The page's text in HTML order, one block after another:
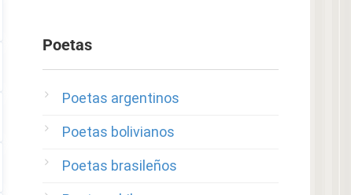
Poetas
Poetas argentinos
Poetas bolivianos
Poetas brasileños